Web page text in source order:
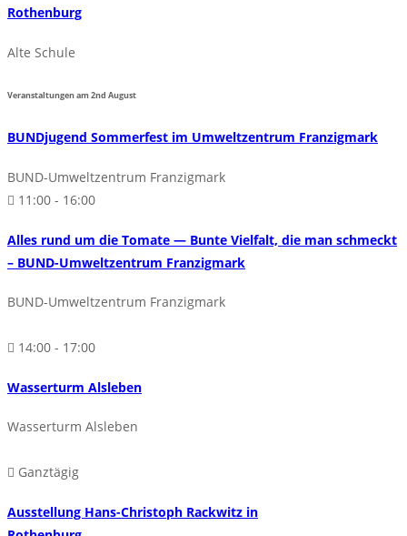
Rothenburg
Alte Schule
Veranstaltungen am2nd August
BUNDjugend Sommerfest im Umweltzentrum Franzigmark
BUND-Umweltzentrum Franzigmark
11:00 - 16:00
Alles rund um die Tomate — Bunte Vielfalt, die man schmeckt
– BUND-Umweltzentrum Franzigmark
BUND-Umweltzentrum Franzigmark
14:00 - 17:00
Wasserturm Alsleben
Wasserturm Alsleben
Ganztägig
Ausstellung Hans-Christoph Rackwitz in